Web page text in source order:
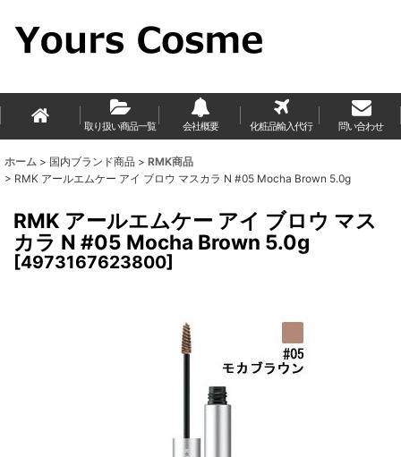
取り扱い商品一覧 会社概要 化粧品輸入代行 問い合わせ
ホーム > 国内ブランド商品 > RMK商品
> RMK アールエムケー アイ ブロウ マスカラ N #05 Mocha Brown 5.0g
RMK アールエムケー アイ ブロウ マス
カラ N #05 Mocha Brown 5.0g
[4973167623800]